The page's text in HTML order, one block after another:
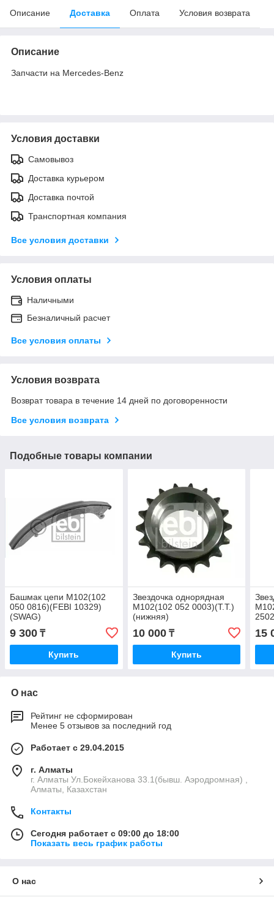
Описание Доставка Оплата Условия возврата
Описание
Запчасти на Mercedes-Benz
Условия доставки
Самовывоз
Доставка курьером
Доставка почтой
Транспортная компания
Все условия доставки
Условия оплаты
Наличными
Безналичный расчет
Все условия оплаты
Условия возврата
Возврат товара в течение 14 дней по договоренности
Все условия возврата
Подобные товары компании
Башмак цепи M102(102
050 0816)(FEBI 10329)
(SWAG)
9 300 ₸
Купить
Звездочка однорядная
M102(102 052 0003)(T.T.)
(нижняя)
10 000₸
Купить
15
О нас
Рейтинг не сформирован
Менее 5 отзывов за последний год
Работает с 29.04.2015
г. Алматы
г. Алматы Ул.Бокейханова 33.1(бывш. Аэродромная) ,
Алматы, Казахстан
Контакты
Сегодня работает с 09:00 до 18:00
Показать весь график работы
О нас